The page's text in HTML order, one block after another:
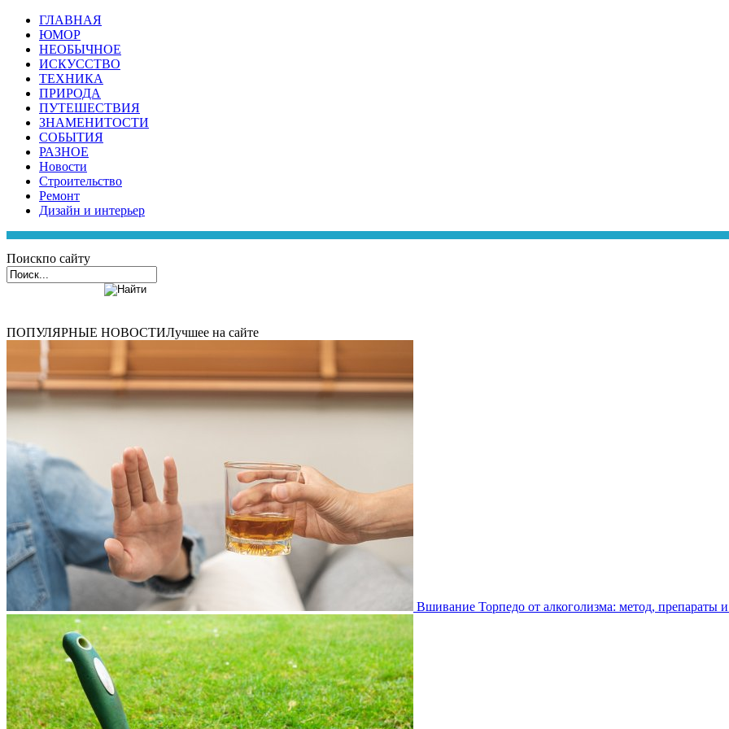
ГЛАВНАЯ
ЮМОР
НЕОБЫЧНОЕ
ИСКУССТВО
ТЕХНИКА
ПРИРОДА
ПУТЕШЕСТВИЯ
ЗНАМЕНИТОСТИ
СОБЫТИЯ
РАЗНОЕ
Новости
Строительство
Ремонт
Дизайн и интерьер
Поискпо сайту
ПОПУЛЯРНЫЕ НОВОСТИЛучшее на сайте
Вшивание Торпедо от алкоголизма: метод, препараты